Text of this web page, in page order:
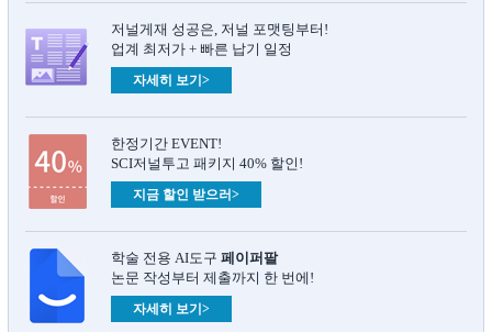
저널게재 성공은, 저널 포맷팅부터!
업계 최저가 + 빠른 납기 일정
자세히 보기>
한정기간 EVENT!
SCI저널투고 패키지 40% 할인!
지금 할인 받으러>
학술 전용 AI도구 페이퍼팔
논문 작성부터 제출까지 한 번에!
자세히 보기>